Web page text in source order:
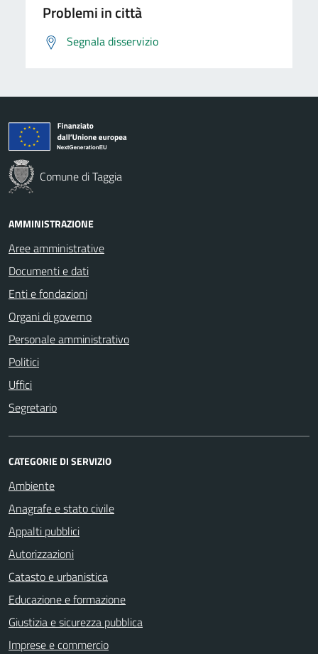
Problemi in città
Segnala disservizio
Comune di Taggia
AMMINISTRAZIONE
Aree amministrative
Documenti e dati
Enti e fondazioni
Organi di governo
Personale amministrativo
Politici
Uffici
Segretario
CATEGORIE DI SERVIZIO
Ambiente
Anagrafe e stato civile
Appalti pubblici
Autorizzazioni
Catasto e urbanistica
Educazione e formazione
Giustizia e sicurezza pubblica
Imprese e commercio